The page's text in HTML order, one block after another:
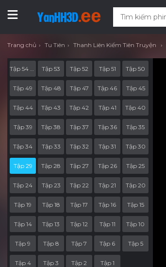
Trang chủ Tu Tiên Thanh Liên Kiếm Tiên Truyện
Tập 53 Tập 52 Tập 51 Tập 50
Tập 49 Tập 48 Tập 47 Tập 46 Tập 45
Tập 44 Tập 43 Tập 42 Tập 41 Tập 40
Tập 39 Tập 38 Tập 37 Tập 36 Tập 35
Tập 34 Tập 33 Tập 32 Tập 31 Tập 30
Tập 29 Tập 28 Tập 27 Tập 26 Tập 25
Tập 24 Tập 23 Tập 22 Tập 21 Tập 20
Tập 19 Tập 18 Tập 17 Tập 16 Tập 15
Tập 14 Tập 13 Tập 12 Tập 11 Tập 10
Tập 9 Tập 8 Tập 7 Tập 6 Tập 5
Tập 4 Tập 3 Tập 2 Tập 1